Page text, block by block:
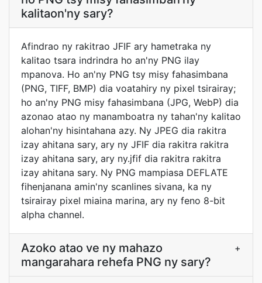
kalitaon'ny sary?
Afindrao ny rakitrao JFIF ary hametraka ny
kalitao tsara indrindra ho an'ny PNG ilay
mpanova. Ho an'ny PNG tsy misy fahasimbana
(PNG, TIFF, BMP) dia voatahiry ny pixel tsirairay;
ho an'ny PNG misy fahasimbana (JPG, WebP) dia
azonao atao ny manamboatra ny tahan'ny kalitao
alohan'ny hisintahana azy. Ny JPEG dia rakitra
izay ahitana sary, ary ny JFIF dia rakitra rakitra
izay ahitana sary, ary ny.jfif dia rakitra rakitra
izay ahitana sary. Ny PNG mampiasa DEFLATE
fihenjanana amin'ny scanlines sivana, ka ny
tsirairay pixel miaina marina, ary ny feno 8-bit
alpha channel.
Azoko atao ve ny mahazo
mangarahara rehefa PNG ny sary?
+